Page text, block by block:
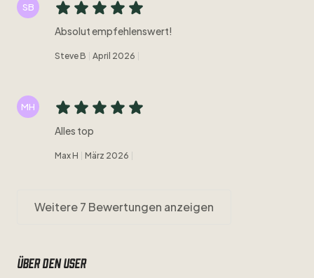
SB
Absolut empfehlenswert!
Steve B April 2026
MH
Alles top
Max H März 2026
Weitere 7 Bewertungen anzeigen
Über den user